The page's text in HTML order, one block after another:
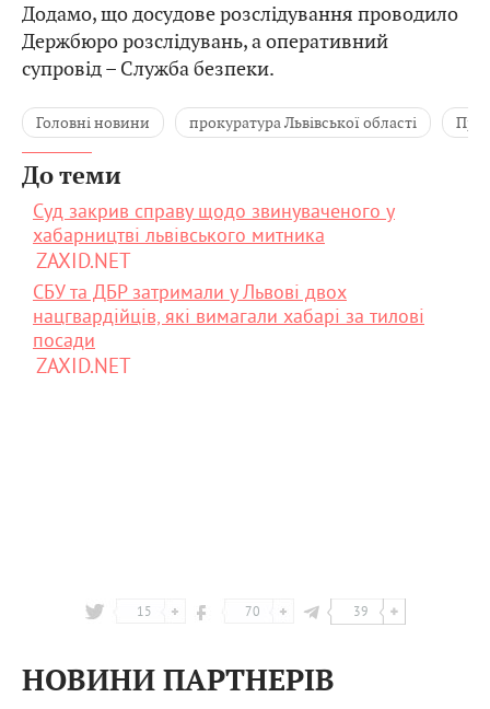
Додамо, що досудове розслідування проводило
Держбюро розслідувань, а оперативний
супровід – Служба безпеки.
Головні новини прокуратура Львівської області
До теми
Суд закрив справу щодо звинуваченого у
хабарництві львівського митника
ZAXID.NET
СБУ та ДБР затримали у Львові двох
нацгвардійців, які вимагали хабарі за тилові
посади
ZAXID.NET
15 70 39
НОВИНИ ПАРТНЕРІВ